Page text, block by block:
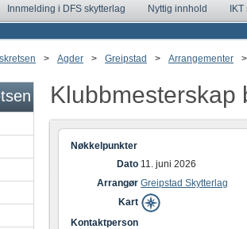
Innmelding i DFS skytterlag Nyttig innhold
> Agder > Greipstad > Arrangementer >
Klubbmesterskap
Nøkkelpunkter
Dato 11. juni 2026
Arrangør Greipstad Skytterlag
Kart
Kontaktperson